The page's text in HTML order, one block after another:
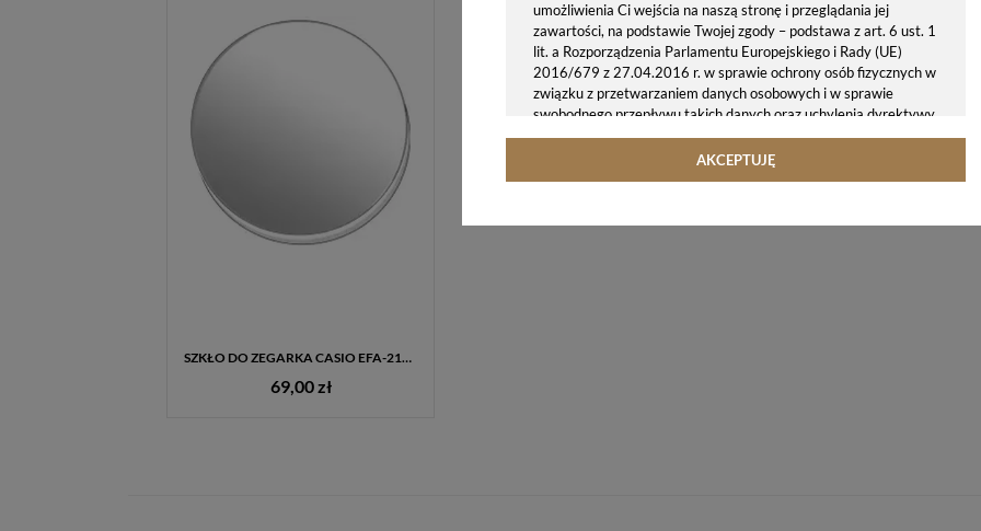
umożliwienia Ci wejścia na naszą stronę i przeglądania jej
zawartości, na podstawie Twojej zgody – podstawa z art. 6 ust. 1
lit. a Rozporządzenia Parlamentu Europejskiego i Rady (UE)
2016/679 z 27.04.2016 r. w sprawie ochrony osób fizycznych w
związku z przetwarzaniem danych osobowych i w sprawie
swobodnego przepływu takich danych oraz uchylenia dyrektywy
95/46/WE (ogólne rozporządzenie o ochronie danych, tj. RODO).
Twoje dane osobowe możemy udostępniać hostingodawcy. Takie
zgodnie z naszymi poleceniami. Przekazujemy Twoje dane poza
AKCEPTUJĘ
SZKŁO DO ZEGARKA CASIO EFA-212D
69,00 zł